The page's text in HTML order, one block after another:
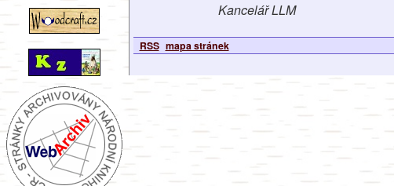
Kancelář LLM
RSS mapa stránek